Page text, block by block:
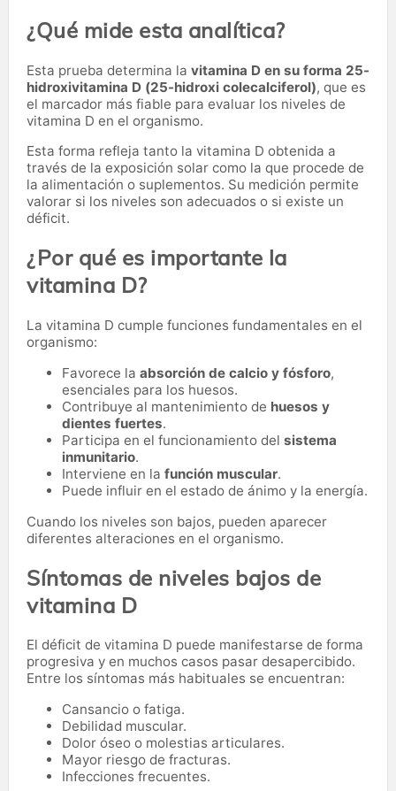
¿Qué mide esta analítica?
Esta prueba determina la vitamina D en su forma 25-
hidroxivitamina D (25-hidroxi colecalciferol), que es
el marcador más fiable para evaluar los niveles de
vitamina D en el organismo.
Esta forma refleja tanto la vitamina D obtenida a
través de la exposición solar como la que procede de
la alimentación o suplementos. Su medición permite
valorar si los niveles son adecuados o si existe un
déficit.
¿Por qué es importante la
vitamina D?
La vitamina D cumple funciones fundamentales en el
organismo:
Favorece la absorción de calcio y fósforo,
esenciales para los huesos.
Contribuye al mantenimiento de huesos y
dientes fuertes.
Participa en el funcionamiento del sistema
inmunitario.
Interviene en la función muscular.
Puede influir en el estado de ánimo y la energía.
Cuando los niveles son bajos, pueden aparecer
diferentes alteraciones en el organismo.
Síntomas de niveles bajos de
vitamina D
El déficit de vitamina D puede manifestarse de forma
progresiva y en muchos casos pasar desapercibido.
Entre los síntomas más habituales se encuentran:
Cansancio o fatiga.
Debilidad muscular.
Dolor óseo o molestias articulares.
Mayor riesgo de fracturas.
Infecciones frecuentes.